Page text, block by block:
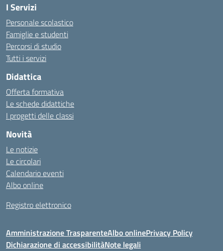
I Servizi
Personale scolastico
Famiglie e studenti
Percorsi di studio
Tutti i servizi
Didattica
Offerta formativa
Le schede didattiche
I progetti delle classi
Novità
Le notizie
Le circolari
Calendario eventi
Albo online
Registro elettronico
Amministrazione TrasparenteAlbo onlinePrivacy Policy
Dichiarazione di accessibilitàNote legali